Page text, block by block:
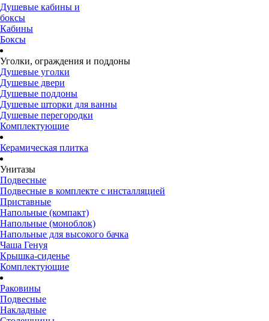
Душевые кабины и
боксы
Кабины
Боксы
Уголки, ограждения и поддоны
Душевые уголки
Душевые двери
Душевые поддоны
Душевые шторки для ванны
Душевые перегородки
Комплектующие
Керамическая плитка
Унитазы
Подвесные
Подвесные в комплекте с инсталляцией
Приставные
Напольные (компакт)
Напольные (моноблок)
Напольные для высокого бачка
Чаша Генуя
Крышка-сиденье
Комплектующие
Раковины
Подвесные
Накладные